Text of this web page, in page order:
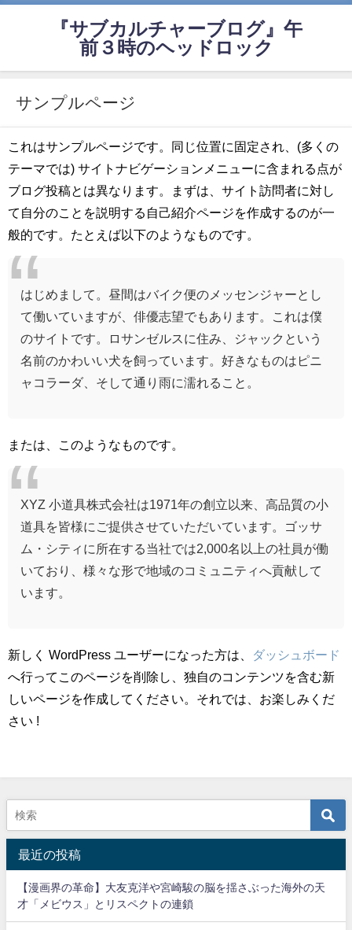
『サブカルチャーブログ』午
前３時のヘッドロック
サンプルページ
これはサンプルページです。同じ位置に固定され、(多くの
テーマでは) サイトナビゲーションメニューに含まれる点が
ブログ投稿とは異なります。まずは、サイト訪問者に対し
て自分のことを説明する自己紹介ページを作成するのが一
般的です。たとえば以下のようなものです。
はじめまして。昼間はバイク便のメッセンジャーとし
て働いていますが、俳優志望でもあります。これは僕
のサイトです。ロサンゼルスに住み、ジャックという
名前のかわいい犬を飼っています。好きなものはピニ
ャコラーダ、そして通り雨に濡れること。
または、このようなものです。
XYZ 小道具株式会社は1971年の創立以来、高品質の小
道具を皆様にご提供させていただいています。ゴッサ
ム・シティに所在する当社では2,000名以上の社員が働
いており、様々な形で地域のコミュニティへ貢献して
います。
新しく WordPress ユーザーになった方は、
ダッシュボード
へ行ってこのページを削除し、独自のコンテンツを含む新
しいページを作成してください。それでは、お楽しみくだ
さい !
最近の投稿
【漫画界の革命】大友克洋や宮崎駿の脳を揺さぶった海外の天
才「メビウス」とリスペクトの連鎖